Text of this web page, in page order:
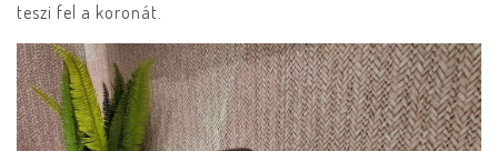
teszi fel a koronát.